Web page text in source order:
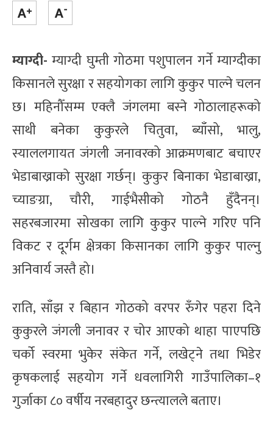
म्याग्दी-म्याग्दी घुम्ती गोठमा पशुपालन गर्ने म्याग्दीका
किसानले सुरक्षा र सहयोगका लागि कुकुर पाल्ने चलन
छ। महिनौँसम्म एक्लै जंगलमा बस्ने गोठालाहरूको
साथी बनेका कुकुरले चितुवा, ब्याँसो, भालु,
स्याललगायत जंगली जनावरको आक्रमणबाट बचाएर
भेडाबाख्राको सुरक्षा गर्छन्। कुकुर बिनाका भेडाबाख्रा,
च्याङग्रा, चौरी, गाईभैसीको गोठनै हुँदैनन्।
सहरबजारमा सोखका लागि कुकुर पाल्ने गरिए पनि
विकट र दूर्गम क्षेत्रका किसानका लागि कुकुर पाल्नु
अनिवार्य जस्तै हो।
राति, साँझ र बिहान गोठको वरपर रुँगेर पहरा दिने
कुकुरले जंगली जनावर र चोर आएको थाहा पाएपछि
चर्को स्वरमा भुकेर संकेत गर्ने, लखेट्ने तथा भिडेर
कृषकलाई सहयोग गर्ने धवलागिरी गाउँपालिका–१
गुर्जाका ८० वर्षीय नरबहादुर छन्त्यालले बताए।